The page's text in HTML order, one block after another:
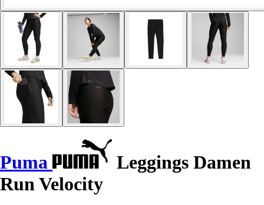
Puma
Leggings Damen
Run Velocity